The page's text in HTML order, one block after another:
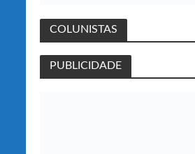
COLUNISTAS
PUBLICIDADE